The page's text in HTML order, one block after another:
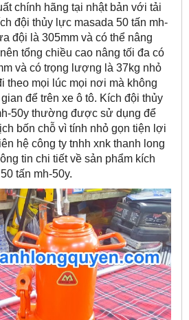
chính hãng tại nhật bản với tải
đội thủy lực masada 50 tấn mh-
đội là 305mm và có thể nâng
tổng chiều cao nâng tối đa có
và có trọng lượng là 37kg nhỏ
theo mọi lúc mọi nơi mà không
để trên xe ô tô. Kích đội thủy
50y thường được sử dụng để
bốn chỗ vì tính nhỏ gọn tiện lợi
hệ công ty tnhh xnk thanh long
tin chi tiết về sản phẩm kích
tấn mh-50y.